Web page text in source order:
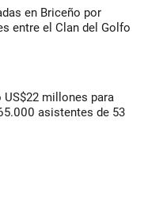
en Briceño por
entre el Clan del Golfo
millones para
asistentes de 53